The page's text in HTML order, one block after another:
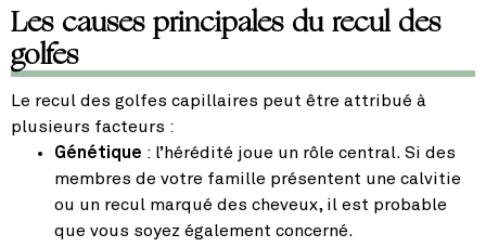
Les causes principales du recul des
golfes
Le recul des golfes capillaires peut être attribué à
plusieurs facteurs :
Génétique : l’hérédité joue un rôle central. Si des
membres de votre famille présentent une calvitie
ou un recul marqué des cheveux, il est probable
que vous soyez également concerné.